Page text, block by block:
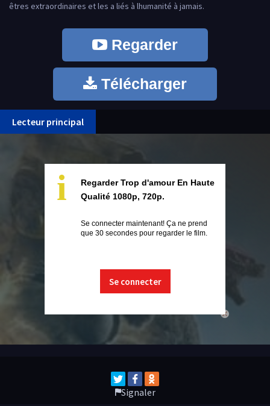
êtres extraordinaires et les a liés à lhumanité à jamais.
Regarder
Télécharger
Lecteur principal
close
i
Regarder Trop d'amour En Haute
Qualité 1080p, 720p.
Se connecter maintenant! Ça ne prend
que 30 secondes pour regarder le film.
Se connecter
Signaler